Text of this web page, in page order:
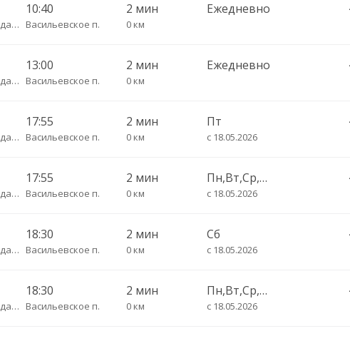
Васильевское п. дачи
10:40
Васильевское п.
2 мин
0 км
Ежедневно
Васильевское п. дачи
13:00
Васильевское п.
2 мин
0 км
Ежедневно
Васильевское п. дачи
17:55
Васильевское п.
2 мин
0 км
Пт
с 18.05.2026
Васильевское п. дачи
17:55
Васильевское п.
2 мин
0 км
Пн,Вт,Ср,Чт,Сб,Вс
с 18.05.2026
Васильевское п. дачи
18:30
Васильевское п.
2 мин
0 км
Сб
с 18.05.2026
Васильевское п. дачи
18:30
Васильевское п.
2 мин
0 км
Пн,Вт,Ср,Чт
с 18.05.2026